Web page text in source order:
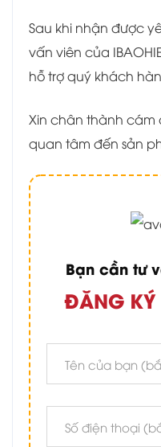
Sau khi nhận được
vấn viên của
hỗ trợ quý khách
Xin chân thành
quan tâm đến sản
Bạn cần tư
ĐĂNG KÝ